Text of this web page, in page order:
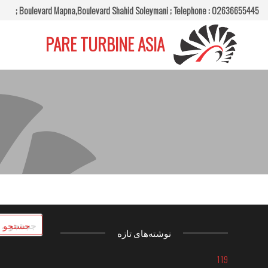
Skip
Boulevard Mapna,Boulevard Shahid Soleymani ;Telephone : 02636655445 ;
PARE TURBINE ASIA
نوشته‌های تازه
119
جستجو
برای: